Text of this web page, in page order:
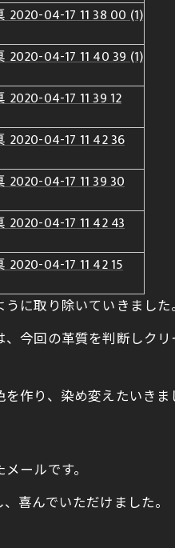
に取り除いていきまし
今回の革質を判断しク
作り、染め変えたいきま
ールです。
喜んでいただけました。